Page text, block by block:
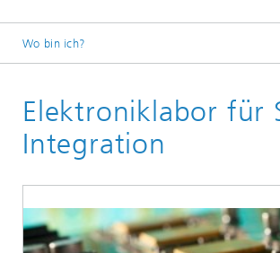
Wo bin ich?
Labore und Reinräume
Elektroniklabor für
Integration